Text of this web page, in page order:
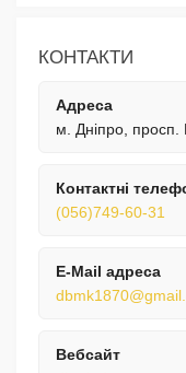
КОНТАКТИ
Адреса
м. Дніпро, просп.
Контактні
(056)749-60-31
E-Mail адреса
Вебсайт